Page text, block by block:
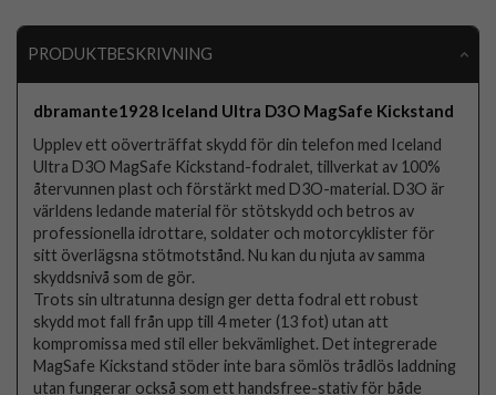
PRODUKTBESKRIVNING
dbramante1928 Iceland Ultra D3O MagSafe Kickstand
Upplev ett oöverträffat skydd för din telefon med Iceland
Ultra D3O MagSafe Kickstand-fodralet, tillverkat av 100%
återvunnen plast och förstärkt med D3O-material. D3O är
världens ledande material för stötskydd och betros av
professionella idrottare, soldater och motorcyklister för
sitt överlägsna stötmotstånd. Nu kan du njuta av samma
skyddsnivå som de gör.
Trots sin ultratunna design ger detta fodral ett robust
skydd mot fall från upp till 4 meter (13 fot) utan att
kompromissa med stil eller bekvämlighet. Det integrerade
MagSafe Kickstand stöder inte bara sömlös trådlös laddning
utan fungerar också som ett handsfree-stativ för både